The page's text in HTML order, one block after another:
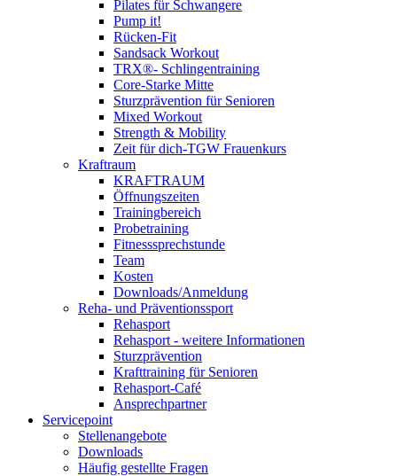
Pilates für Schwangere
Pump it!
Rücken-Fit
Sandsack Workout
TRX®- Schlingentraining
Core-Starke Mitte
Sturzprävention für Senioren
Mixed Workout
Strength & Mobility
Zeit für dich-TGW Frauenkurs
Kraftraum
KRAFTRAUM
Öffnungszeiten
Trainingbereich
Probetraining
Fitnesssprechstunde
Team
Kosten
Downloads/Anmeldung
Reha- und Präventionssport
Rehasport
Rehasport - weitere Informationen
Sturzprävention
Krafttraining für Senioren
Rehasport-Café
Ansprechpartner
Servicepoint
Stellenangebote
Downloads
Häufig gestellte Fragen